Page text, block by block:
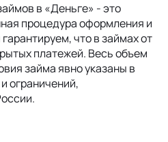
в «Деньге» - это
процедура оформления и
что в займах от
платежей. Весь объем
займа явно указаны в
ограничений,